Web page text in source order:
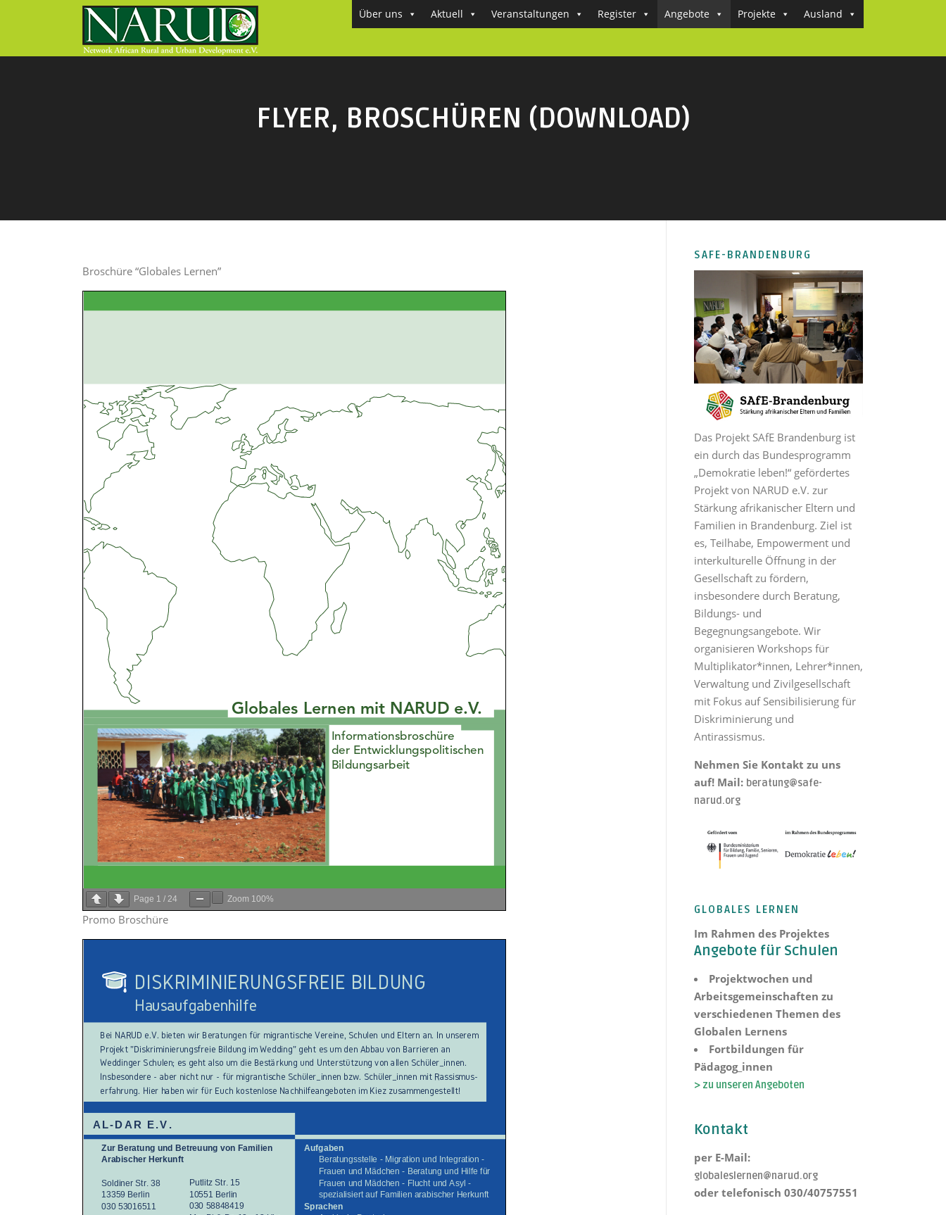
Direkt zum Inhalt Über uns Aktuell Veranstaltungen Register Angebote Projekte Ausland
FLYER, BROSCHÜREN (DOWNLOAD)
Broschüre “Globales Lernen”
Page 1 / 24 Zoom 100%
Promo Broschüre
SAFE-BRANDENBURG
Das Projekt SAfE Brandenburg ist
ein durch das Bundesprogramm
„Demokratie leben!“ gefördertes
Projekt von NARUD e.V. zur
Stärkung afrikanischer Eltern und
Familien in Brandenburg. Ziel ist
es, Teilhabe, Empowerment und
interkulturelle Öffnung in der
Gesellschaft zu fördern,
insbesondere durch Beratung,
Bildungs- und
Begegnungsangebote. Wir
organisieren Workshops für
Multiplikator*innen, Lehrer*innen,
Verwaltung und Zivilgesellschaft
mit Fokus auf Sensibilisierung für
Diskriminierung und
Antirassismus.
Nehmen Sie Kontakt zu uns
auf! Mail: beratung@safe-
narud.org
GLOBALES LERNEN
Im Rahmen des Projektes
Angebote für Schulen
Projektwochen und
Arbeitsgemeinschaften zu
verschiedenen Themen des
Globalen Lernens
Fortbildungen für
Pädagog_innen
> zu unseren Angeboten
Kontakt
per E-Mail:
globaleslernen@narud.org
oder telefonisch 030/40757551